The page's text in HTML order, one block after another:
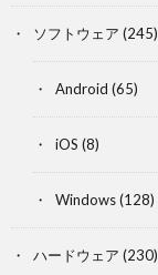
ソフトウェア (245)
Android (65)
iOS (8)
Windows(128)
ハードウェア (230)